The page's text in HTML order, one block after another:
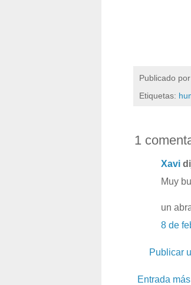
Publicado por
Etiquetas:
1
Xavi
Muy
un
8 de
Publicar
Entrada